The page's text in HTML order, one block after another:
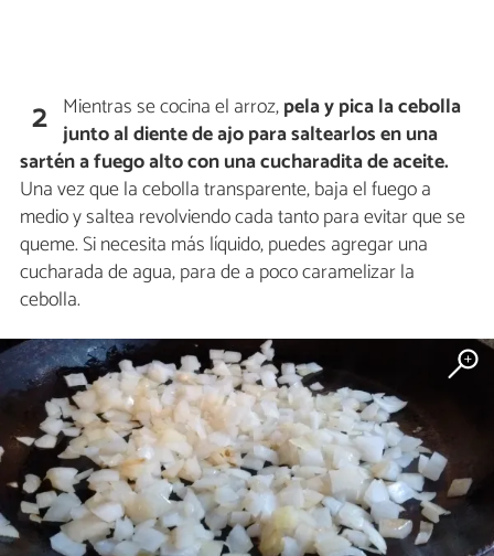
2 Mientras se cocina el arroz,pela y pica la cebolla
junto al diente de ajo para saltearlos en una
sartén a fuego alto con una cucharadita de aceite.
Una vez que la cebolla transparente, baja el fuego a
medio y saltea revolviendo cada tanto para evitar que se
queme. Si necesita más líquido, puedes agregar una
cucharada de agua, para de a poco caramelizar la
cebolla.